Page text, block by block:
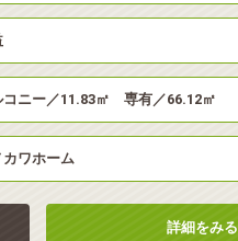
コニー／11.83㎡ 専有／66.12㎡
カワホーム
詳細をみる